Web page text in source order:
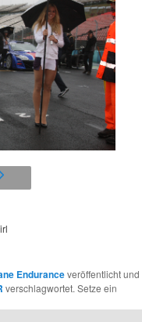
Enduranceveröffentlicht und
verschlagwortet. Setze ein